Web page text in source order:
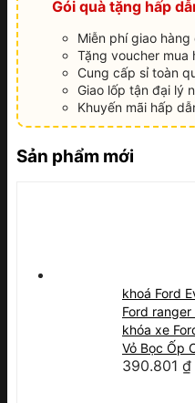
Gói quà tặng hấp
Miễn phí giao
Tặng voucher
Cung cấp sỉ toàn
Giao lốp tận đại lý
Khuyến mãi hấp
Sản phẩm mới
khoá Ford
Ford
khóa xe
Vỏ Bọc Ốp
390.801 ₫